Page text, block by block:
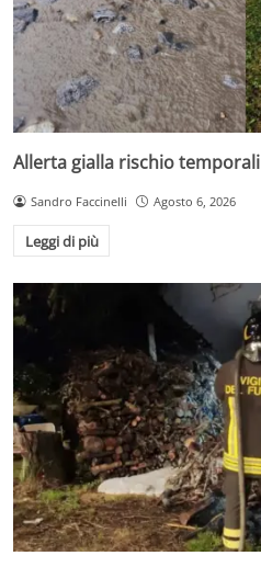
Allerta gialla rischio temporali
Sandro Faccinelli Agosto 6, 2026
Leggi di più